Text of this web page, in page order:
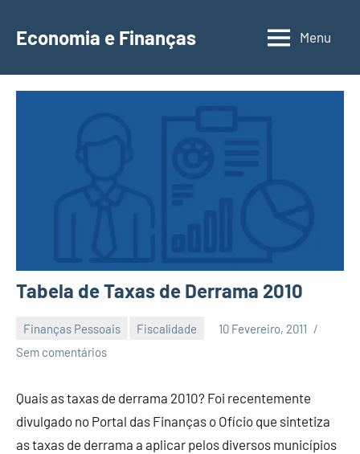
para
conteúdo
Economia e Finanças
Depósitos
Menu
Tabela de Taxas de Derrama 2010
Finanças Pessoais Fiscalidade
10 Fevereiro, 2011
Economia
Finanças
Sem comentários
Quais as taxas de derrama 2010? Foi recentemente
divulgado no Portal das Finanças o Ofício que sintetiza
as taxas de derrama a aplicar pelos diversos municípios